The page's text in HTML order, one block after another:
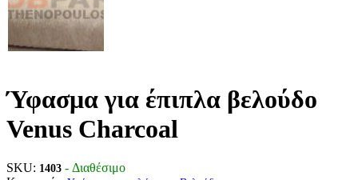
Ύφασμα για έπιπλα βελούδο
Venus Charcoal
SKU: 1403 - Διαθέσιμο